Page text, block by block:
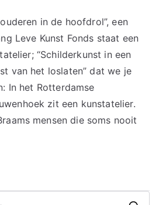
in de hoofdrol”, een
Leve Kunst Fonds staat een
“Schilderkunst in een
van het loslaten” dat we je
In het Rotterdamse
zit een kunstatelier.
mensen die soms nooit